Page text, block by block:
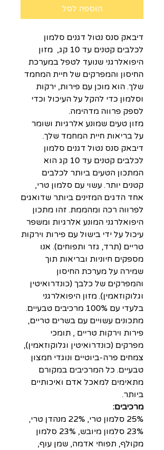
הוספה לסל
דיבאק סנס נטול דגנים סלמון
לכלבים קטנים עד 10 קג, מזון
היפואלרגני שנועד לטפל במערכת
החיסון והמפרקים של חיית המחמד
שלך. הוא מוכן עם פירות, ירקות
וסלמון כדי להקל על העיכול וכדי
לספק פרווה מדהימה.
מזון טעים שמונע אלרגיות ושומר
על בריאות חיית המחמד שלך.
דיבאק סנס נטול דגנים סלמון
לכלבים קטנים עד 10 קג הוא
המתכון הטעים ביותר לכלבים
קטנים יותר. עשוי עם סלמון טרי,
אחד הדגים המזינים ביותר שדואגים
לפרווה רכה ומהממת. זהו מתכון
היפואלרגני המונע אלרגיות ומשפר
עיכול על ידי בישול עם פירות וירקות
טריים (תרד, גזר ותפוחים). אנו
מספקים חיוניות ובריאות תוך
שמירה על מערכת החיסון
והמפרקים של כלבך (כונדרואיטין
וגלוקוזאמין). מזון היפואלרגני
בלעדי עם 100% מרכיבים טבעיים.
מתכונים עשויים עם בשרים טריים,
פירות וירקות טריים , תומכי
מפרקים (כונדרואיטין וגלוקוזאמין),
צמחים פרה-ביוטיים ונוגדי חמצון
טבעיים. כל המרכיבים במקורם
מתאימים למאכל אדם ואיכותיים
ביותר.
מרכיבים:
25% סלמון טרי, 22% מנהדן טרי,
23% סלמון מיובש, 23% סלמון
מקולף, תפוחי אדמה, שמן עוף,